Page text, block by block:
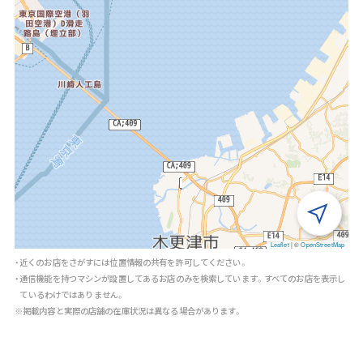
Leaflet |©OpenStreetMap
・近くのお店をさがすには位置情報の共有を許可してください。
・通信機能を持つマシンが設置してあるお店のみを検索しています。すべてのお店を表示し
ているわけではありません。
※掲載内容と実際の店舗の在庫状況は異なる場合があります。